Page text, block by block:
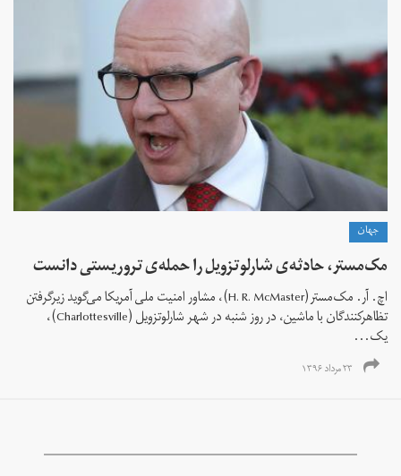
جهان
مک‌مستر، حادثه‌ی شارلوتزویل را حمله‌ی تروریستی دانست
اچ. آر. مک‌مستر(H. R. McMaster)، مشاور امنیت ملی آمریکا می‌گوید زیرگرفتن
تظاهرکنندگان با ماشین، در روز شنبه در شهر شارلوتزویل (Charlottesville)،
یک...
۲۳ مرداد ۱۳۹۶